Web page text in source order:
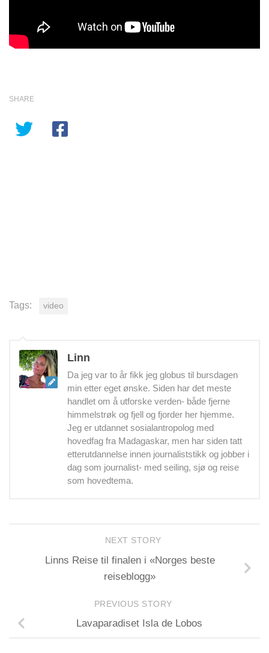
SHARE
Tags: video
Linn
Da jeg var to år fikk jeg globus til bursdagen
min etter eget ønske. Siden har det meste
handlet om å utforske verden- både fjerne
himmelstrøk og fjell og fjorder her hjemme.
Jeg er utdannet sosialantropolog med
hovedfag fra Madagaskar, men har siden tatt
etterutdannelse innen journaliststikk og jobber i
dag som journalist- med seiling, sjø og reise
som hovedtema.
NEXT STORY
Linns Reise til finalen i «Norges beste
reiseblogg»
PREVIOUS STORY
Lavaparadiset Isla de Lobos